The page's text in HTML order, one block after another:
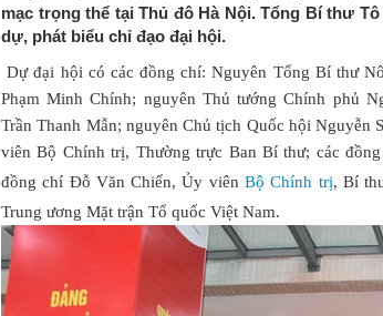
mạc trọng thể tại Thủ đô Hà Nội. Tổng Bí thư
dự, phát biểu chỉ đạo đại hội.
Dự đại hội có các đồng chí: Nguyên Tổng Bí thư
Phạm Minh Chính; nguyên Thủ tướng Chính phủ
Trần Thanh Mẫn; nguyên Chủ tịch Quốc hội Nguyễn
viên Bộ Chính trị, Thường trực Ban Bí thư; các
đồng chí Đỗ Văn Chiến, Ủy viên Bộ Chính trị, Bí
Trung ương Mặt trận Tổ quốc Việt Nam.